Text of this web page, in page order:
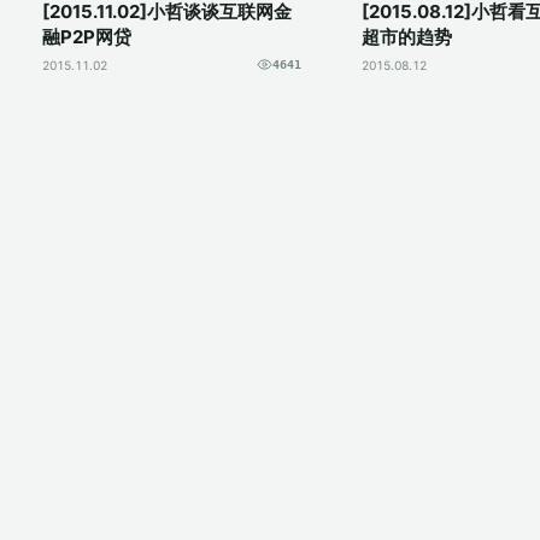
[2015.11.02]小哲谈谈互联网金
融P2P网贷
2015.11.02 4641
[2015.08.12]小哲看
超市的趋势
2015.08.12